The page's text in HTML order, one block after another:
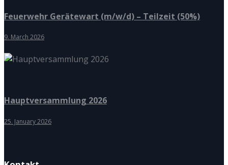
Feuerwehr Gerätewart (m/w/d) – Teilzeit (50%)
9. March 2026
Hauptversammlung 2026
25. January 2026